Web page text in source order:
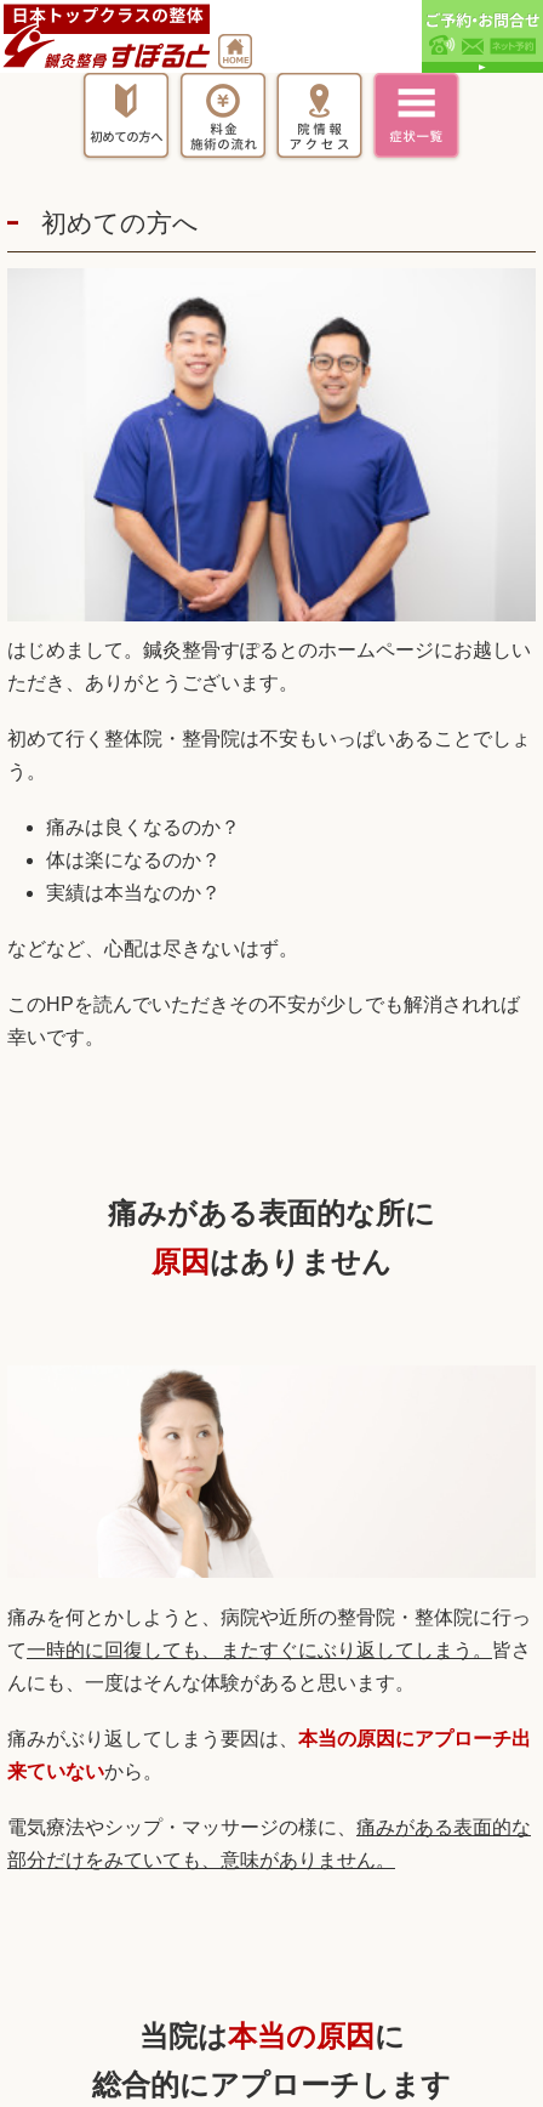
初めての方へ
はじめまして。鍼灸整骨すぽるとのホームページにお越しい
ただき、ありがとうございます。
初めて行く整体院・整骨院は不安もいっぱいあることでしょ
う。
痛みは良くなるのか？
体は楽になるのか？
実績は本当なのか？
などなど、心配は尽きないはず。
このHPを読んでいただきその不安が少しでも解消されれば
幸いです。
痛みがある表面的な所に
原因はありません
痛みを何とかしようと、病院や近所の整骨院・整体院に行っ
て一時的に回復しても、またすぐにぶり返してしまう。 皆さ
んにも、一度はそんな体験があると思います。
痛みがぶり返してしまう要因は、 本当の原因にアプローチ出
来ていないから。
電気療法やシップ・マッサージの様に、 痛みがある表面的な
部分だけをみていても、意味がありません。
当院は本当の原因 に
総合的にアプローチします